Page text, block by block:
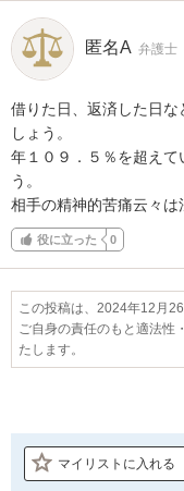
匿名A 弁護士
借りた日、返済した日な
しょう。
年１０９．５％を超えて
う。
相手の精神的苦痛云々は
役に立った 0
この投稿は、2024年12月
ご自身の責任のもと適法性
たします。
マイリストに入れる